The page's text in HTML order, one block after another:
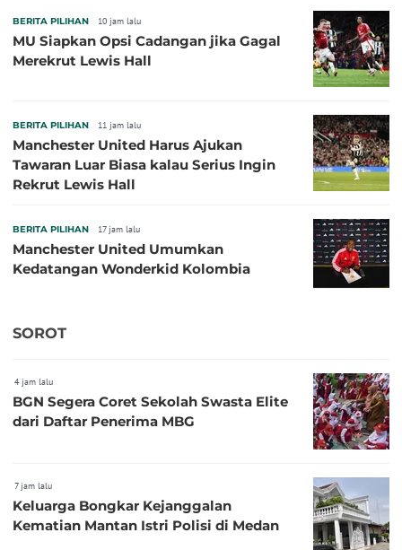
BERITA PILIHAN 10 jam lalu
MU Siapkan Opsi Cadangan jika Gagal
Merekrut Lewis Hall
BERITA PILIHAN 11 jam lalu
Manchester United Harus Ajukan
Tawaran Luar Biasa kalau Serius Ingin
Rekrut Lewis Hall
BERITA PILIHAN 17 jam lalu
Manchester United Umumkan
Kedatangan Wonderkid Kolombia
SOROT
4 jam lalu
BGN Segera Coret Sekolah Swasta Elite
dari Daftar Penerima MBG
7 jam lalu
Keluarga Bongkar Kejanggalan
Kematian Mantan Istri Polisi di Medan